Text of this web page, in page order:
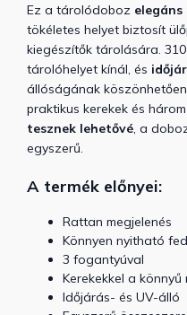
Ez a tárolódoboz
tökéletes helyet biztosít
kiegészítők tárolására.
tárolóhelyet kínál, és
állóságának
praktikus kerekek és
tesznek lehetővé, a
egyszerű.
A termék előnyei:
Rattan megjelenés
Könnyen nyitható
3 fogantyúval
Kerekekkel a
Időjárás- és UV-álló